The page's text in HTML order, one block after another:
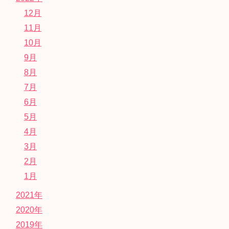
12月
11月
10月
9月
8月
7月
6月
5月
4月
3月
2月
1月
2021年
2020年
2019年